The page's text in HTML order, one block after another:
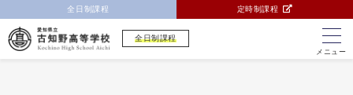
全日制課程 定時制課程
全日制課程
メニュー